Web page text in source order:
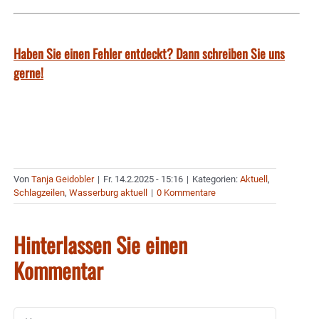
Haben Sie einen Fehler entdeckt? Dann schreiben Sie uns
gerne!
Von Tanja Geidobler | Fr. 14.2.2025 - 15:16 | Kategorien: Aktuell,
Schlagzeilen, Wasserburg aktuell | 0 Kommentare
Hinterlassen Sie einen
Kommentar